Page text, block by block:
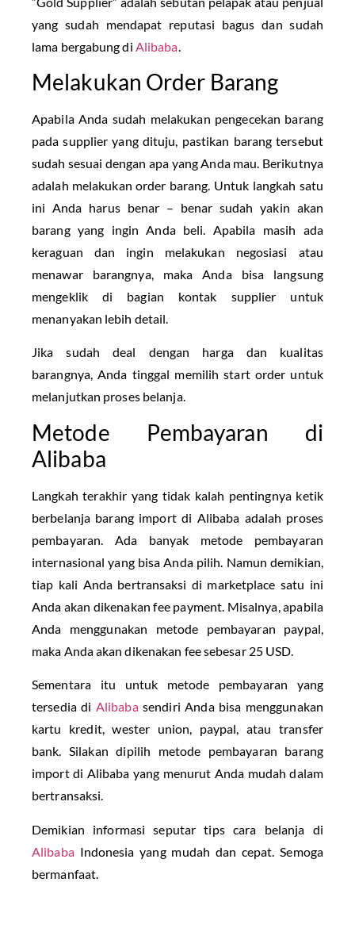
yang sudah mendapat reputasi bagus dan sudah
lama bergabung di Alibaba
Melakukan Order Barang
Apabila Anda sudah melakukan pengecekan barang
pada supplier yang dituju, pastikan barang tersebut
sudah sesuai dengan apa yang Anda mau. Berikutnya
adalah melakukan order barang. Untuk langkah satu
ini Anda harus benar – benar sudah yakin akan
barang yang ingin Anda beli. Apabila masih ada
keraguan dan ingin melakukan negosiasi atau
menawar barangnya, maka Anda bisa langsung
mengeklik di bagian kontak supplier untuk
menanyakan lebih detail.
Jika sudah deal dengan harga dan kualitas
barangnya, Anda tinggal memilih start order untuk
melanjutkan proses belanja.
Metode Pembayaran di
Alibaba
Langkah terakhir yang tidak kalah pentingnya ketik
berbelanja barang import di Alibaba adalah proses
pembayaran. Ada banyak metode pembayaran
internasional yang bisa Anda pilih. Namun demikian,
tiap kali Anda bertransaksi di marketplace satu ini
Anda akan dikenakan fee payment. Misalnya, apabila
Anda menggunakan metode pembayaran paypal,
maka Anda akan dikenakan fee sebesar 25 USD.
Sementara itu untuk metode pembayaran yang
tersedia di Alibabasendiri Anda bisa menggunakan
kartu kredit, wester union, paypal, atau transfer
bank. Silakan dipilih metode pembayaran barang
import di Alibaba yang menurut Anda mudah dalam
bertransaksi.
Demikian informasi seputar tips cara belanja di
AlibabaIndonesia yang mudah dan cepat. Semoga
bermanfaat.